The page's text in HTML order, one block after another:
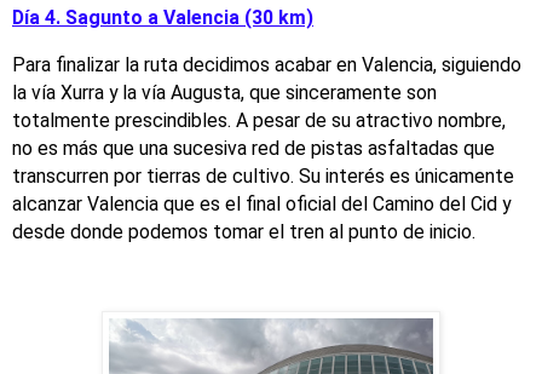
Día 4. Sagunto a Valencia (30 km)
Para finalizar la ruta decidimos acabar en Valencia, siguiendo
la vía Xurra y la vía Augusta, que sinceramente son
totalmente prescindibles. A pesar de su atractivo nombre,
no es más que una sucesiva red de pistas asfaltadas que
transcurren por tierras de cultivo. Su interés es únicamente
alcanzar Valencia que es el final oficial del Camino del Cid y
desde donde podemos tomar el tren al punto de inicio.